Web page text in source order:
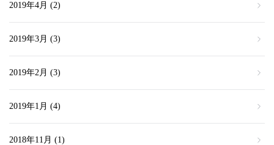
2019年4月 (2)
2019年3月 (3)
2019年2月 (3)
2019年1月 (4)
2018年11月 (1)